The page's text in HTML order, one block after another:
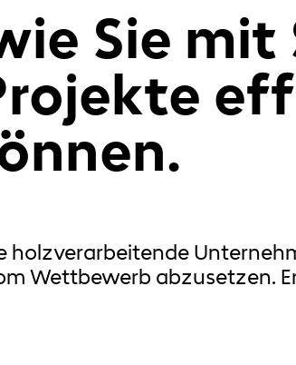
Sie mit
holzverarbeitende
Wettbewerb abzusetzen.